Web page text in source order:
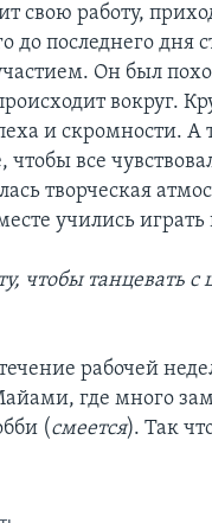
свою работу,
последнего дня
Он был
вокруг.
и скромности. А
чтобы все
творческая
учились играть
чтобы танцевать с
рабочей
где много
(смеется). Так